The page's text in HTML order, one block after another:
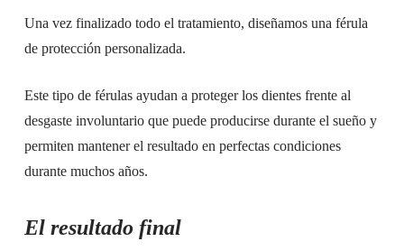
Una vez finalizado todo el tratamiento, diseñamos una férula
de protección personalizada.
Este tipo de férulas ayudan a proteger los dientes frente al
desgaste involuntario que puede producirse durante el sueño y
permiten mantener el resultado en perfectas condiciones
durante muchos años.
El resultado final